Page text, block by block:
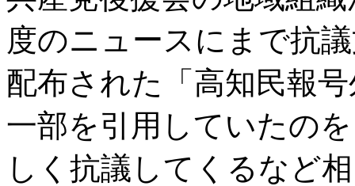
度のニュースにまで抗
配布された「高知民報
一部を引用していたの
しく抗議してくるなど